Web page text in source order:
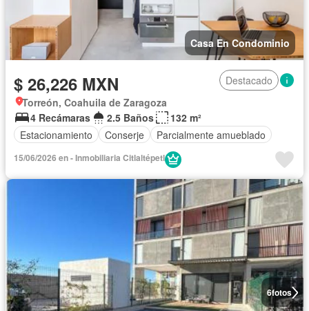
Casa En Condominio
$ 26,226 MXN
Destacado
Torreón, Coahuila de Zaragoza
4 Recámaras
2.5 Baños
132 m²
Estacionamiento
Conserje Parcialmente amueblado
15/06/2026 en - Inmobiliaria Citlaltépetl
6fotos